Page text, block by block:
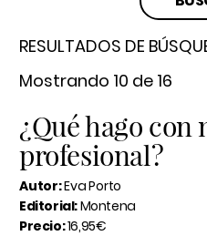
RESULTADOS DE
Mostrando 10 de 16
¿Qué hago con
profesional?
Autor:Eva Porto
Editorial:Montena
Precio:16,95€